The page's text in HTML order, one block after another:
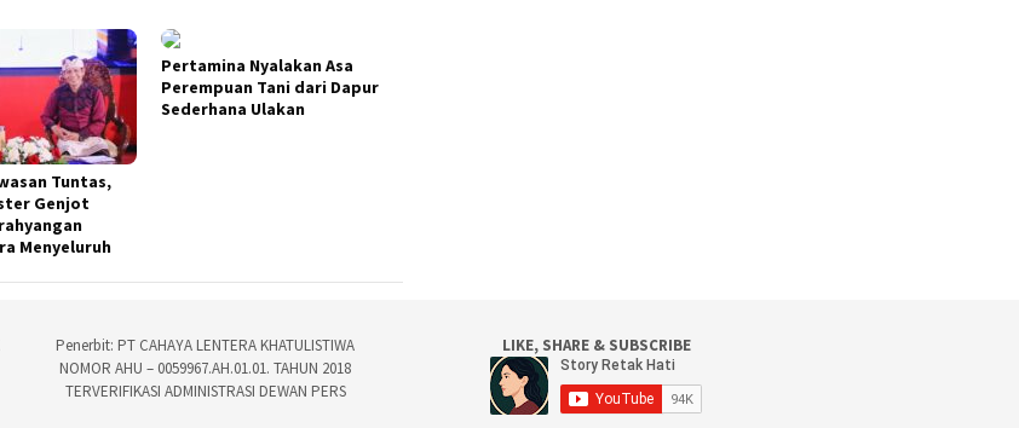
Tuntas,
Genjot
Menyeluruh
Pertamina Nyalakan Asa
Perempuan Tani dari Dapur
Sederhana Ulakan
Penerbit: PT CAHAYA LENTERA KHATULISTIWA
NOMOR AHU – 0059967.AH.01.01. TAHUN 2018
TERVERIFIKASI ADMINISTRASI DEWAN PERS
LIKE, SHARE & SUBSCRIBE